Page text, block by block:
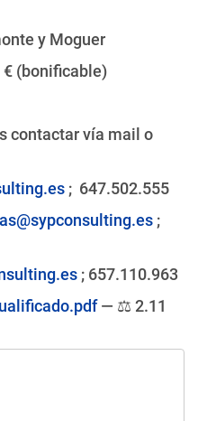
y Moguer
€ (bonificable)
contactar vía mail o
; 647.502.555
;
; 657.110.963
— ⚖️ 2.11